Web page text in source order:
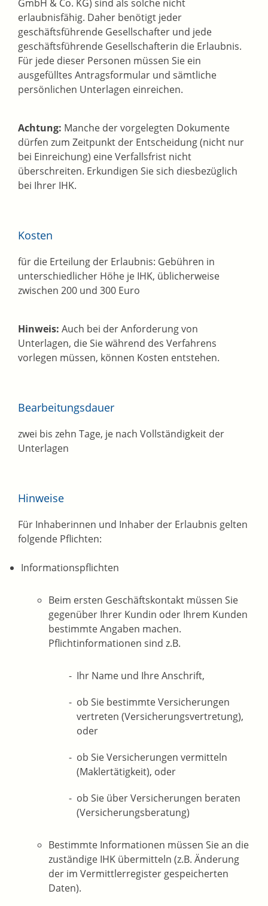
GmbH & Co. KG) sind als solche nicht
erlaubnisfähig. Daher benötigt jeder
geschäftsführende Gesellschafter und jede
geschäftsführende Gesellschafterin die Erlaubnis.
Für jede dieser Personen müssen Sie ein
ausgefülltes Antragsformular und sämtliche
persönlichen Unterlagen einreichen.
Achtung: Manche der vorgelegten Dokumente
dürfen zum Zeitpunkt der Entscheidung (nicht nur
bei Einreichung) eine Verfallsfrist nicht
überschreiten. Erkundigen Sie sich diesbezüglich
bei Ihrer IHK.
Kosten
für die Erteilung der Erlaubnis: Gebühren in
unterschiedlicher Höhe je IHK, üblicherweise
zwischen 200 und 300 Euro
Hinweis: Auch bei der Anforderung von
Unterlagen, die Sie während des Verfahrens
vorlegen müssen, können Kosten entstehen.
Bearbeitungsdauer
zwei bis zehn Tage, je nach Vollständigkeit der
Unterlagen
Hinweise
Für Inhaberinnen und Inhaber der Erlaubnis gelten
folgende Pflichten:
Informationspflichten
Beim ersten Geschäftskontakt müssen Sie
gegenüber Ihrer Kundin oder Ihrem Kunden
bestimmte Angaben machen.
Pflichtinformationen sind z.B.
Ihr Name und Ihre Anschrift,
ob Sie bestimmte Versicherungen
vertreten (Versicherungsvertretung),
oder
ob Sie Versicherungen vermitteln
(Maklertätigkeit), oder
ob Sie über Versicherungen beraten
(Versicherungsberatung)
Bestimmte Informationen müssen Sie an die
zuständige IHK übermitteln (z.B. Änderung
der im Vermittlerregister gespeicherten
Daten).